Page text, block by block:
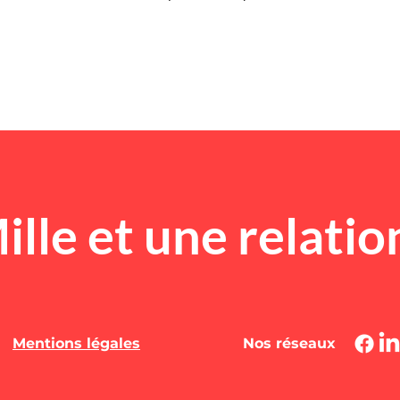
et une
Mentions légales Nos réseaux